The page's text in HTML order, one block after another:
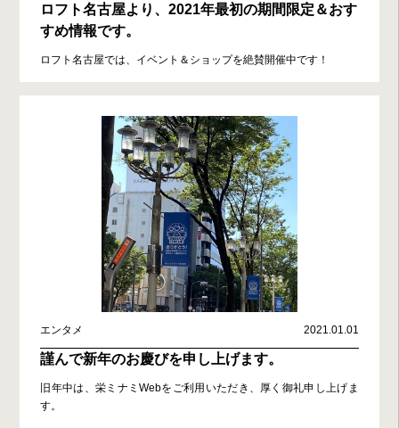
ロフト名古屋より、2021年最初の期間限定＆おす
すめ情報です。
ロフト名古屋では、イベント＆ショップを絶賛開催中です！
エンタメ 2021.01.01
謹んで新年のお慶びを申し上げます。
旧年中は、栄ミナミWebをご利用いただき、厚く御礼申し上げま
す。